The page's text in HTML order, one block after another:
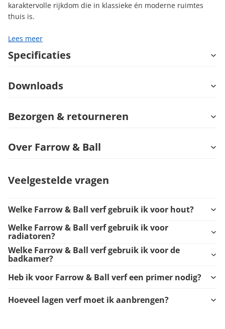
Lees meer
karaktervolle rijkdom die in klassieke én moderne ruimtes
thuis is.
Specificaties
Downloads
Bezorgen & retourneren
Over Farrow & Ball
Veelgestelde vragen
Welke Farrow & Ball verf gebruik ik voor hout?
Welke Farrow & Ball verf gebruik ik voor
radiatoren?
Welke Farrow & Ball verf gebruik ik voor de
badkamer?
Heb ik voor Farrow & Ball verf een primer nodig?
Hoeveel lagen verf moet ik aanbrengen?